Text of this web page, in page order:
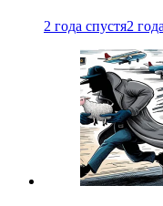
2 года спустя2